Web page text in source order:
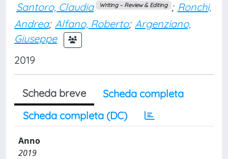
Santoro, Claudia Writing – Review & Editing ; Ronchi,
Andrea; Alfano, Roberto; Argenziano,
Giuseppe
2019
Scheda breve
Scheda completa
Scheda completa (DC)
Anno
2019